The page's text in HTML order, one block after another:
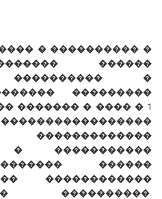
� ���������� �
������
���������� �
���������
������� � ���� � 1
�������������
� �����������
������
������������
����������.